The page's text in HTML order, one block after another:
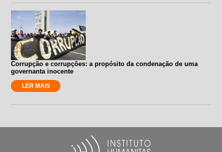
Corrupção e corrupções: a propósito da condenação de uma
governanta inocente
LER MAIS